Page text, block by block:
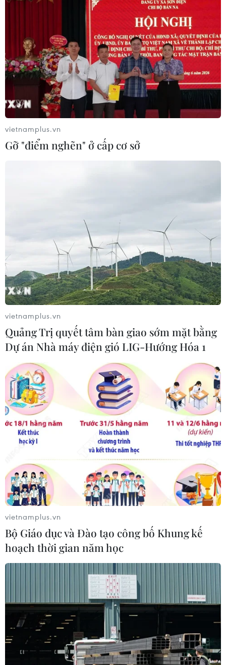
TIN CÙNG CHUYÊN MỤC
vietnamplus.vn
Gỡ "điểm nghẽn" ở cấp cơ sở
vietnamplus.vn
Quảng Trị quyết tâm bàn giao sớm mặt bằng
Dự án Nhà máy điện gió LIG-Hướng Hóa 1
vietnamplus.vn
Bộ Giáo dục và Đào tạo công bố Khung kế
hoạch thời gian năm học